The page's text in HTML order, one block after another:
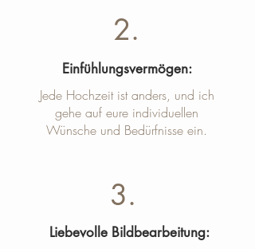
2.
Einfühlungsvermögen:
Jede Hochzeit ist anders, und ich
gehe auf eure individuellen
Wünsche und Bedürfnisse ein.
3.
Liebevolle Bildbearbeitung: